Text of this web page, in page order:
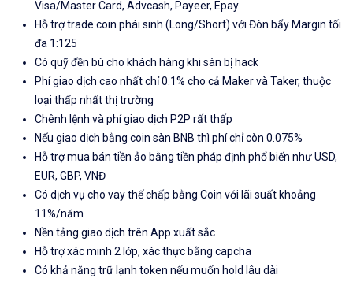
Visa/Master Card, Advcash, Payeer, Epay
Hỗ trợ trade coin phái sinh (Long/Short) với Đòn bẩy Margin tối
đa 1:125
Có quỹ đền bù cho khách hàng khi sàn bị hack
Phí giao dịch cao nhất chỉ 0.1% cho cả Maker và Taker, thuộc
loại thấp nhất thị trường
Chênh lệnh và phí giao dịch P2P rất thấp
Nếu giao dịch bằng coin sàn BNB thì phí chỉ còn 0.075%
Hỗ trợ mua bán tiền ảo bằng tiền pháp định phổ biến như USD,
EUR, GBP, VNĐ
Có dịch vụ cho vay thế chấp bằng Coin với lãi suất khoảng
11%/năm
Nền tảng giao dịch trên App xuất sắc
Hỗ trợ xác minh 2 lớp, xác thực bằng capcha
Có khả năng trữ lạnh token nếu muốn hold lâu dài